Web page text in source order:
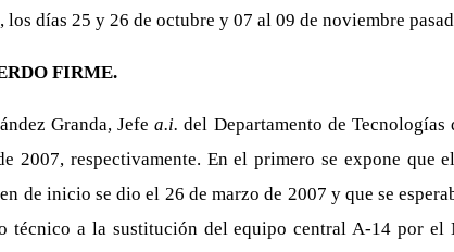
días 25 y 26 de octubre y 07 al 09 de noviembre
FIRME.
Granda, Jefea.i. del Departamento de
2007, respectivamente. En el primero se expone
de inicio se dio el 26 de marzo de 2007 y que se
técnico a la sustitución del equipo central A-14 por